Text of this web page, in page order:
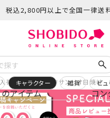
税込2,800円以上で全国一律送
荷 ヒロアカ サンリオ日焼け
アイテム コン
キャラクター 雑貨 ビ